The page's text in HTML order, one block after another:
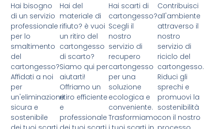
Hai bisogno
di un servizio
professionale
per lo
smaltimento
del
cartongesso?
Affidati a noi
per
un'eliminazione
sicura e
sostenibile
Hai del
materiale di
rifiuto? è vuoi
un ritiro del
cartongesso
di scarto?
Siamo qui per
aiutarti!
Offriamo un
ritiro efficiente
e
professionale
Hai scarti di
cartongesso?
Scegli il
nostro
servizio di
recupero
cartongesso
per una
soluzione
ecologica e
conveniente.
Trasformiamo
Contribuisci
all'ambiente
attraverso il
nostro
servizio di
riciclo del
cartongesso.
Riduci gli
sprechi e
promuovi la
sostenibilità
con il nostro